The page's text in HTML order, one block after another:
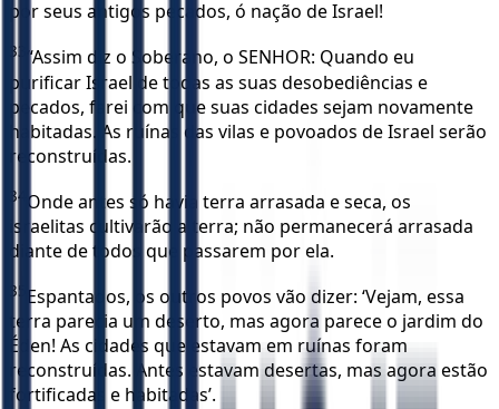
por seus antigos pecados, ó nação de Israel!
33 “Assim diz o Soberano, o SENHOR: Quando eu
purificar Israel de todas as suas desobediências e
pecados, farei com que suas cidades sejam novamente
habitadas. As ruínas das vilas e povoados de Israel serão
reconstruídas.
34 Onde antes só havia terra arrasada e seca, os
israelitas cultivarão a terra; não permanecerá arrasada
diante de todos que passarem por ela.
35 Espantados, os outros povos vão dizer: ‘Vejam, essa
terra parecia um deserto, mas agora parece o jardim do
Éden! As cidades que estavam em ruínas foram
reconstruídas. Antes estavam desertas, mas agora estão
fortificadas e habitadas’.